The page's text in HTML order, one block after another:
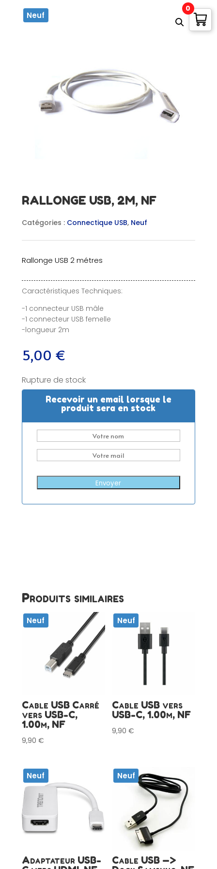
Neuf
RALLONGE USB, 2M, NF
Catégories : Connectique USB, Neuf
Rallonge USB 2 métres
Caractéristiques Techniques:
-1 connecteur USB mâle
-1 connecteur USB femelle
-longueur 2m
5,00 €
Rupture de stock
Recevoir un email lorsque le
produit sera en stock
Envoyer
Produits similaires
Neuf
Cable USB Carré
vers USB-C,
1.00m, NF
9,90 €
Neuf
Cable USB vers
USB-C, 1.00m, NF
9,90€
Neuf
Adaptateur USB-
Neuf
Cable USB —>
0